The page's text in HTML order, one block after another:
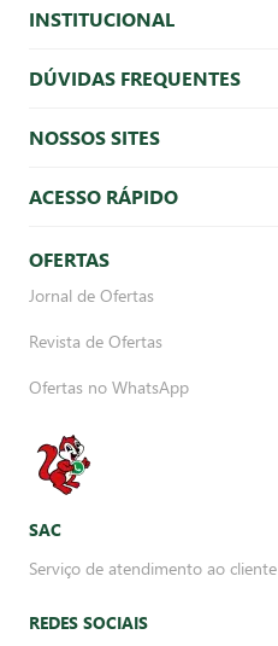
INSTITUCIONAL
DÚVIDAS FREQUENTES
NOSSOS SITES
ACESSO RÁPIDO
OFERTAS
Jornal de Ofertas
Revista de Ofertas
Ofertas no WhatsApp
SAC
Serviço de atendimento ao cliente
REDES SOCIAIS